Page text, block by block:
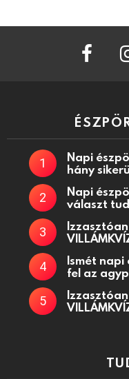
facebook
Napi
hány
Napi
választ
Ismét napi
fel az